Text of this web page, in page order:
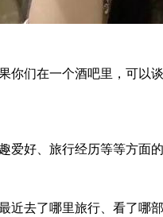
们在一个酒吧里，可
好、旅行经历等等方面
去了哪里旅行、看了